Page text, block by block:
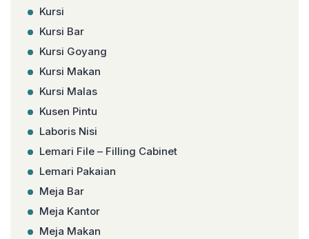
Kursi
Kursi Bar
Kursi Goyang
Kursi Makan
Kursi Malas
Kusen Pintu
Laboris Nisi
Lemari File – Filling Cabinet
Lemari Pakaian
Meja Bar
Meja Kantor
Meja Makan